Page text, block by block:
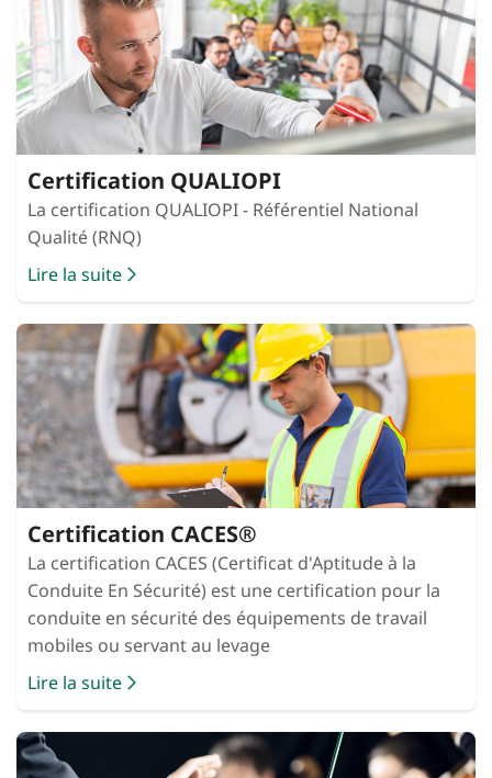
Certification QUALIOPI
La certification QUALIOPI - Référentiel National
Qualité (RNQ)
Lire la suite
Certification CACES®
La certification CACES (Certificat d'Aptitude à la
Conduite En Sécurité) est une certification pour la
conduite en sécurité des équipements de travail
mobiles ou servant au levage
Lire la suite